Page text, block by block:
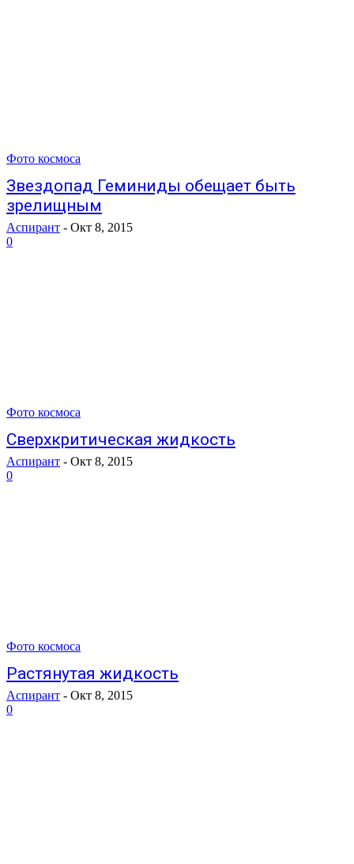
Фото космоса
Звездопад Геминиды обещает быть
зрелищным
Аспирант - Окт 8, 2015
0
Фото космоса
Сверхкритическая жидкость
Аспирант - Окт 8, 2015
0
Фото космоса
Растянутая жидкость
Аспирант - Окт 8, 2015
0